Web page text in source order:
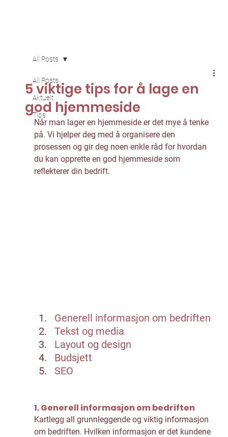
All Posts
Aktuelt
Tips
All Posts
5 viktige tips for å lage en
god hjemmeside
Når man lager en hjemmeside er det mye å tenke
på. Vi hjelper deg med å organisere den
prosessen og gir deg noen enkle råd for hvordan
du kan opprette en god hjemmeside som
reflekterer din bedrift.
Generell informasjon om bedriften
Tekst og media
Layout og design
Budsjett
SEO
1. Generell informasjon om bedriften
Kartlegg all grunnleggende og viktig informasjon
om bedriften. Hvilken informasjon er det kundene